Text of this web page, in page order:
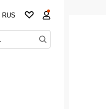
RUS